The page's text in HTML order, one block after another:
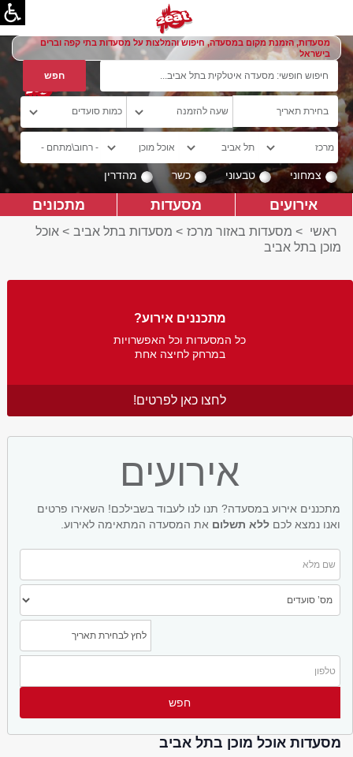
מסעדות, הזמנת מקום במסעדה, חיפוש והמלצות על מסעדות בתי קפה וברים
בישראל
צמחוני טבעוני כשר מהדרין
אירועים מסעדות מתכונים
ראשי > מסעדות באזור מרכז > מסעדות בתל אביב > אוכל
מוכן בתל אביב
מתכננים אירוע?
כל המסעדות וכל האפשרויות
במרחק לחיצה אחת
לחצו כאן לפרטים!
אירועים
מתכננים אירוע במסעדה? תנו לנו לעבוד בשבילכם! השאירו פרטים
ואנו נמצא לכם ללא תשלום את המסעדה המתאימה לאירוע.
מסעדות אוכל מוכן בתל אביב